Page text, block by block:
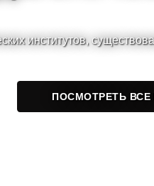
институтов,
ПОСМОТРЕТЬ ВСЕ